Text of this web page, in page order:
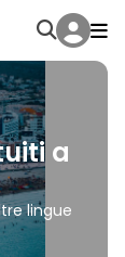
a
lingue